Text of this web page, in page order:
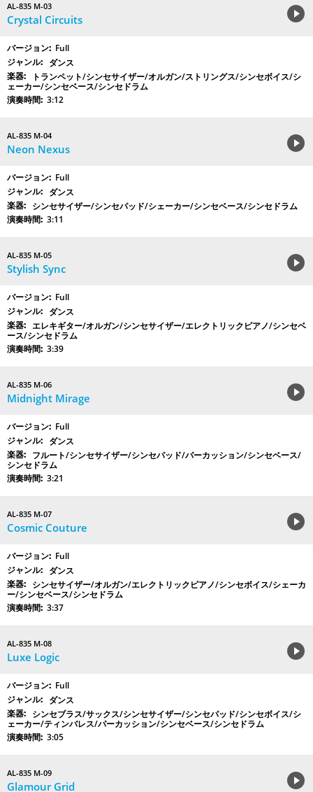
AL-835 M-03
Crystal Circuits
Full
ダンス
トランペット/シンセサイザー/オルガン/ストリングス/シンセボイス/シ
ェーカー/シンセベース/シンセドラム
3:12
AL-835 M-04
Neon Nexus
Full
ダンス
シンセサイザー/シンセパッド/シェーカー/シンセベース/シンセドラム
3:11
AL-835 M-05
Stylish Sync
Full
ダンス
エレキギター/オルガン/シンセサイザー/エレクトリックピアノ/シンセベ
ース/シンセドラム
3:39
AL-835 M-06
Midnight Mirage
Full
ダンス
フルート/シンセサイザー/シンセパッド/パーカッション/シンセベース/
シンセドラム
3:21
AL-835 M-07
Cosmic Couture
Full
ダンス
シンセサイザー/オルガン/エレクトリックピアノ/シンセボイス/シェーカ
ー/シンセベース/シンセドラム
3:37
AL-835 M-08
Luxe Logic
Full
ダンス
シンセブラス/サックス/シンセサイザー/シンセパッド/シンセボイス/シ
ェーカー/ティンバレス/パーカッション/シンセベース/シンセドラム
3:05
AL-835 M-09
Glamour Grid